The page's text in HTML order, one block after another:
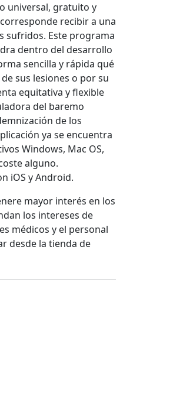
universal, gratuito y
recibir a una
sufridos. Este programa
dentro del desarrollo
sencilla y rápida qué
sus lesiones o por su
equitativa y flexible
del baremo
de los
ya se encuentra
Windows, Mac OS,
alguno.
iOS y Android.
mayor interés en los
los intereses de
médicos y el personal
desde la tienda de